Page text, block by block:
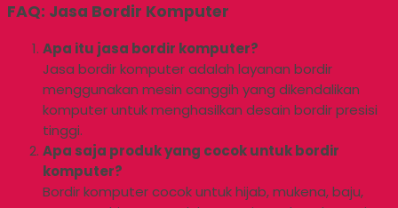
FAQ: Jasa Bordir Komputer
Apa itu jasa bordir komputer?
Jasa bordir komputer adalah layanan bordir
menggunakan mesin canggih yang dikendalikan
komputer untuk menghasilkan desain bordir presisi
tinggi.
Apa saja produk yang cocok untuk bordir
komputer?
Bordir komputer cocok untuk hijab, mukena, baju,